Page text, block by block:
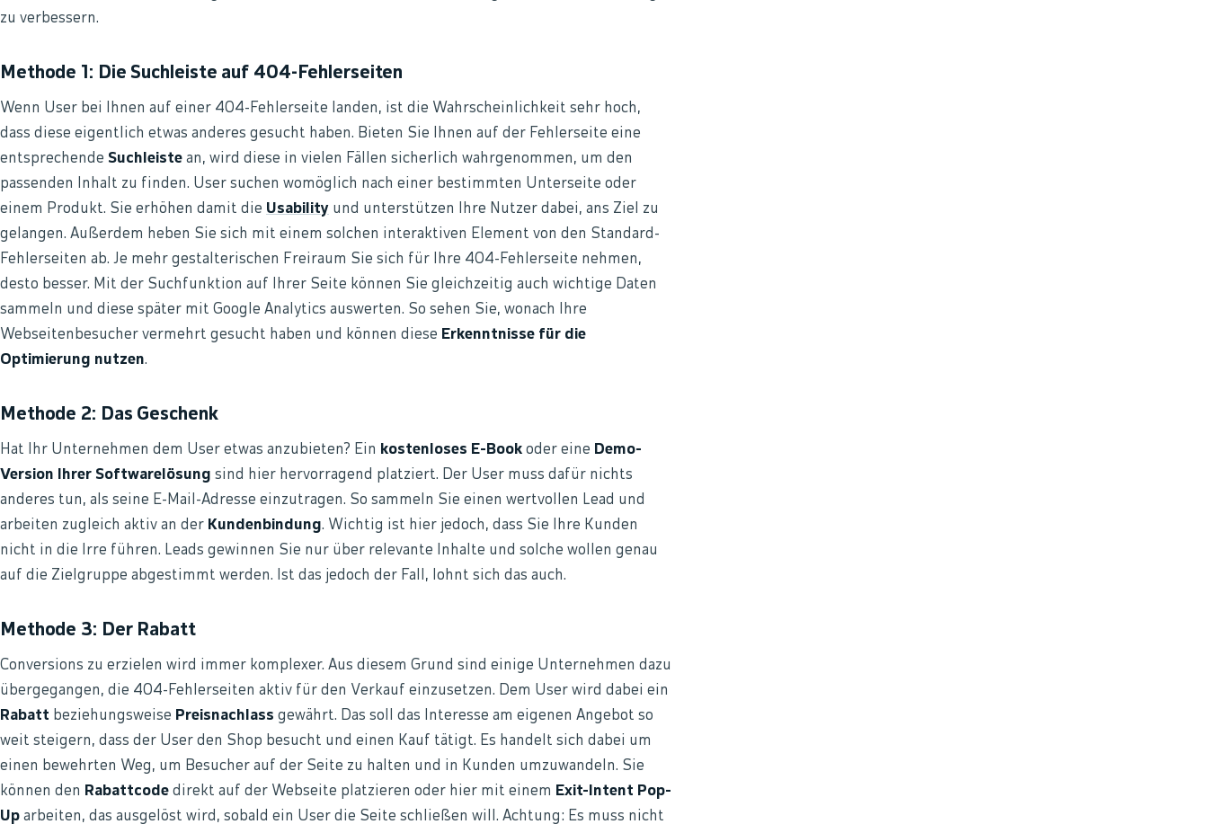
zu verbessern.
Methode 1: Die Suchleiste auf 404-Fehlerseiten
Wenn User bei Ihnen auf einer 404-Fehlerseite landen, ist die Wahrscheinlichkeit sehr hoch,
dass diese eigentlich etwas anderes gesucht haben. Bieten Sie Ihnen auf der Fehlerseite eine
entsprechende Suchleiste an, wird diese in vielen Fällen sicherlich wahrgenommen, um den
passenden Inhalt zu finden. User suchen womöglich nach einer bestimmten Unterseite oder
einem Produkt. Sie erhöhen damit die Usability und unterstützen Ihre Nutzer dabei, ans Ziel zu
gelangen. Außerdem heben Sie sich mit einem solchen interaktiven Element von den Standard-
Fehlerseiten ab. Je mehr gestalterischen Freiraum Sie sich für Ihre 404-Fehlerseite nehmen,
desto besser. Mit der Suchfunktion auf Ihrer Seite können Sie gleichzeitig auch wichtige Daten
sammeln und diese später mit Google Analytics auswerten. So sehen Sie, wonach Ihre
Webseitenbesucher vermehrt gesucht haben und können diese Erkenntnisse für die
Optimierung nutzen.
Methode 2: Das Geschenk
Hat Ihr Unternehmen dem User etwas anzubieten? Ein kostenloses E-Book oder eine Demo-
Version Ihrer Softwarelösung sind hier hervorragend platziert. Der User muss dafür nichts
anderes tun, als seine E-Mail-Adresse einzutragen. So sammeln Sie einen wertvollen Lead und
arbeiten zugleich aktiv an der Kundenbindung. Wichtig ist hier jedoch, dass Sie Ihre Kunden
nicht in die Irre führen. Leads gewinnen Sie nur über relevante Inhalte und solche wollen genau
auf die Zielgruppe abgestimmt werden. Ist das jedoch der Fall, lohnt sich das auch.
Methode 3: Der Rabatt
Conversions zu erzielen wird immer komplexer. Aus diesem Grund sind einige Unternehmen dazu
übergegangen, die 404-Fehlerseiten aktiv für den Verkauf einzusetzen. Dem User wird dabei ein
Rabatt beziehungsweise Preisnachlass gewährt. Das soll das Interesse am eigenen Angebot so
weit steigern, dass der User den Shop besucht und einen Kauf tätigt. Es handelt sich dabei um
einen bewehrten Weg, um Besucher auf der Seite zu halten und in Kunden umzuwandeln. Sie
können den Rabattcode direkt auf der Webseite platzieren oder hier mit einem Exit-Intent Pop-
Up arbeiten, das ausgelöst wird, sobald ein User die Seite schließen will. Achtung: Es muss nicht